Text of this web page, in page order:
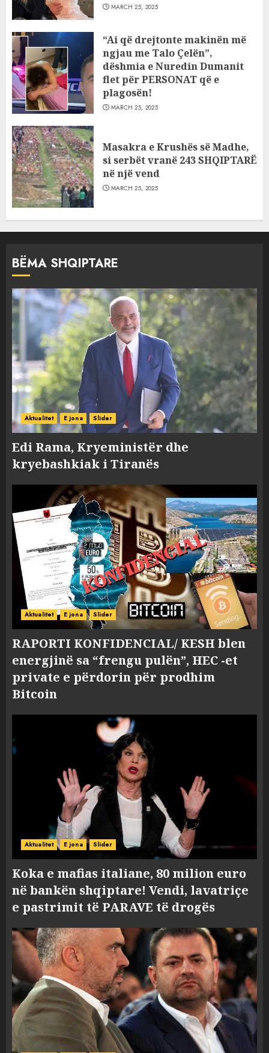
MARCH 25, 2025
“Ai që drejtonte makinën më
ngjau me Talo Çelën”,
dëshmia e Nuredin Dumanit
flet për PERSONAT që e
plagosën!
MARCH 25, 2025
Masakra e Krushës së Madhe,
si serbët vranë 243 SHQIPTARË
në një vend
MARCH 25, 2025
BËMA SHQIPTARE
Aktualitet E jona Slider
Edi Rama, Kryeministër dhe
kryebashkiak i Tiranës
Aktualitet E jona Slider
RAPORTI KONFIDENCIAL/ KESH blen
energjinë sa “frengu pulën”, HEC -et
private e përdorin për prodhim
Bitcoin
Aktualitet E jona Slider
Koka e mafias italiane, 80 milion euro
në bankën shqiptare! Vendi, lavatriçe
e pastrimit të PARAVE të drogës